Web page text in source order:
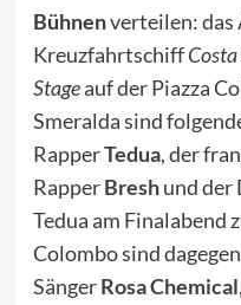
Bühnenverteilen: das
Kreuzfahrtschiff
Stageauf der Piazza
Smeralda sind
RapperTedua, der
RapperBreshund der
Tedua am Finalabend
Colombo sind
SängerRosa Chemical